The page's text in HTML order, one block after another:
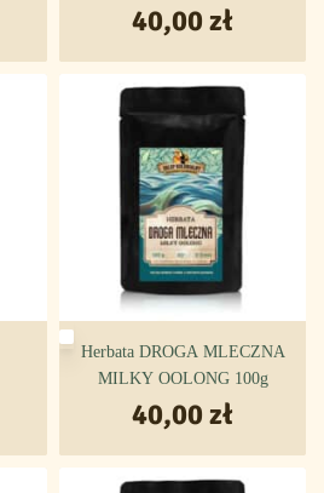
40,00 zł
Herbata DROGA MLECZNA
MILKY OOLONG 100g
40,00 zł